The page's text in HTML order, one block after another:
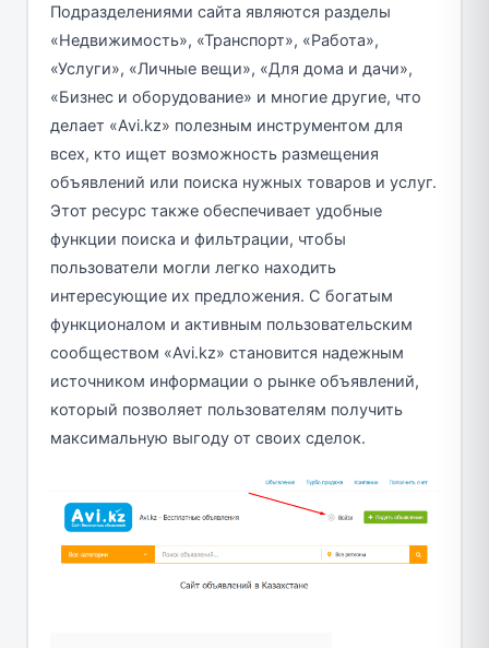
Подразделениями сайта являются разделы
«Недвижимость», «Транспорт», «Работа»,
«Услуги», «Личные вещи», «Для дома и дачи»,
«Бизнес и оборудование» и многие другие, что
делает «Avi.kz» полезным инструментом для
всех, кто ищет возможность размещения
объявлений или поиска нужных товаров и услуг.
Этот ресурс также обеспечивает удобные
функции поиска и фильтрации, чтобы
пользователи могли легко находить
интересующие их предложения. С богатым
функционалом и активным пользовательским
сообществом «Avi.kz» становится надежным
источником информации о рынке объявлений,
который позволяет пользователям получить
максимальную выгоду от своих сделок.